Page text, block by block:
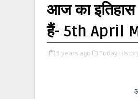
आज का
हैं- 5th April
5 years ago Today